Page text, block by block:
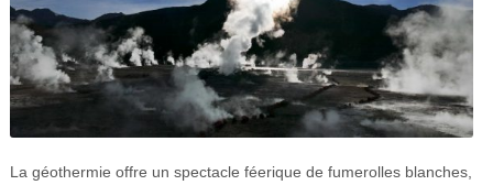
La géothermie offre un spectacle féerique de fumerolles blanches,